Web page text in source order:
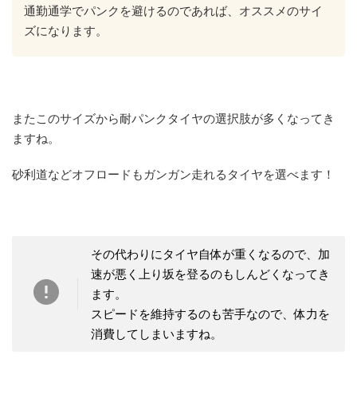
通勤通学でパンクを避けるのであれば、オススメのサイ
ズになります。
またこのサイズから耐パンクタイヤの選択肢が多くなってき
ますね。
砂利道などオフロードもガンガン走れるタイヤを選べます！
その代わりにタイヤ自体が重くなるので、加
速が悪く上り坂を登るのもしんどくなってき
ます。
スピードを維持するのも苦手なので、体力を
消費してしまいますね。